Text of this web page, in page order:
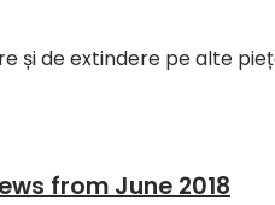
și de extindere pe alte
from June 2018